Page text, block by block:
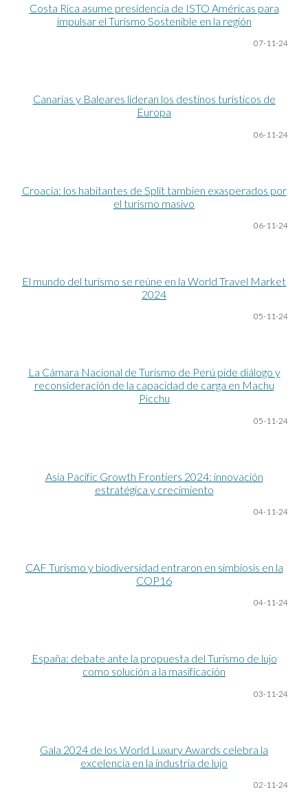
Costa Rica asume presidencia de ISTO Américas para
impulsar el Turismo Sostenible en la región
07-11-24
Canarias y Baleares lideran los destinos turísticos de
Europa
06-11-24
Croacia: los habitantes de Split tambien exasperados por
el turismo masivo
06-11-24
El mundo del turismo se reúne en la World Travel Market
2024
05-11-24
La Cámara Nacional de Turismo de Perú pide diálogo y
reconsideración de la capacidad de carga en Machu
Picchu
05-11-24
Asia Pacific Growth Frontiers 2024: innovación
estratégica y crecimiento
04-11-24
CAF Turismo y biodiversidad entraron en simbiosis en la
COP16
04-11-24
España: debate ante la propuesta del Turismo de lujo
como solución a la masificación
03-11-24
Gala 2024 de los World Luxury Awards celebra la
excelencia en la industria de lujo
02-11-24